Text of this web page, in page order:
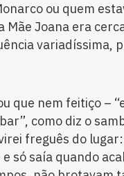
ou quem
Mãe Joana era
variadíssima,
que nem feitiço –
como diz o
freguês do
só saía quando